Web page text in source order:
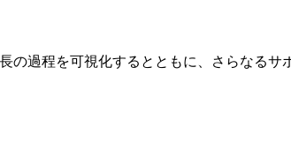
過程を可視化するとともに、さらなるサ